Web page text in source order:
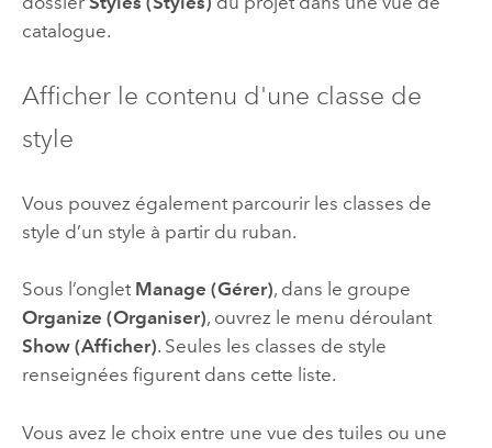
catalogue.
Afficher le contenu d'une classe de
style
Vous pouvez également parcourir les classes de
style d’un style à partir du ruban.
Sous l’onglet Manage (Gérer), dans le groupe
Organize (Organiser), ouvrez le menu déroulant
Show (Afficher). Seules les classes de style
renseignées figurent dans cette liste.
Vous avez le choix entre une vue des tuiles ou une